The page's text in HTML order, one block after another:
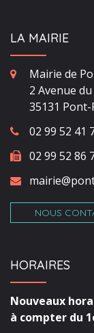
LA MAIRIE
Mairie de
2 Avenue
35131 Pont-
02 99 52 41
02 99 52 86
NOUS
HORAIRES
Nouveaux
à compter du